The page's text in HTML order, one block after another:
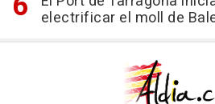
electrificar el moll de